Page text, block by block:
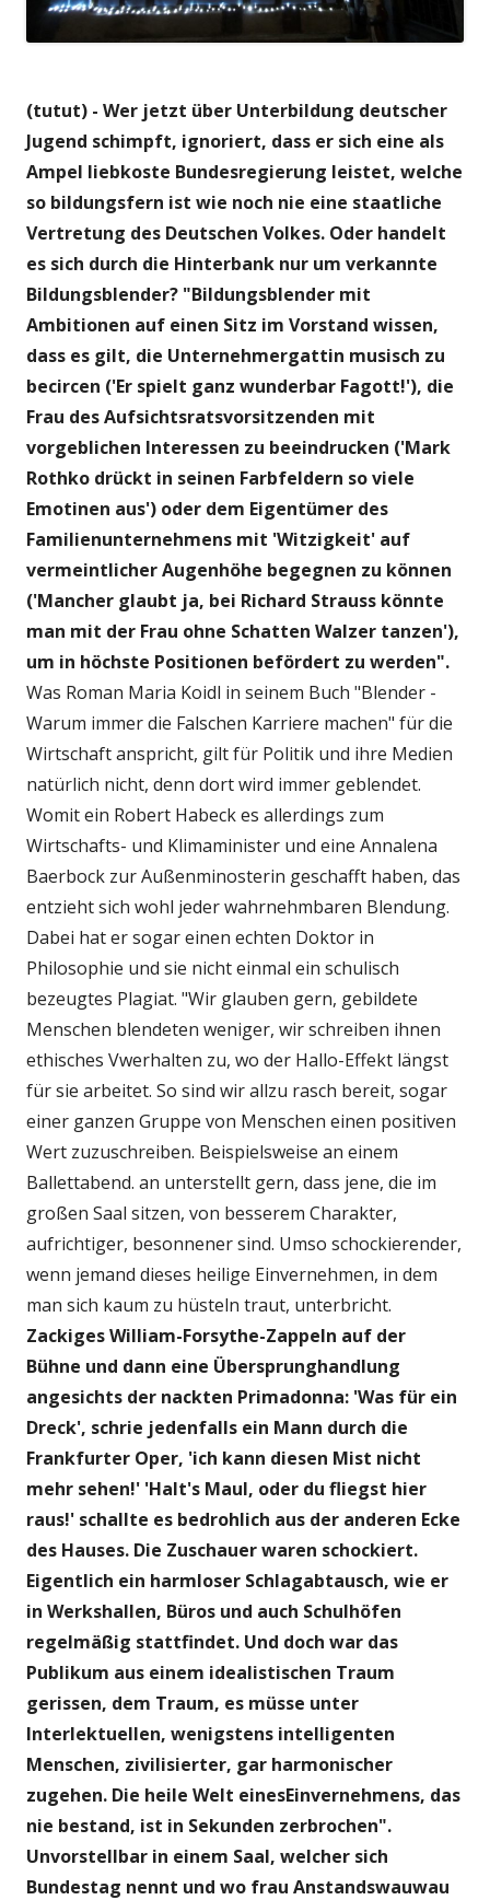
(tutut) - Wer jetzt über Unterbildung deutscher
Jugend schimpft, ignoriert, dass er sich eine als
Ampel liebkoste Bundesregierung leistet, welche
so bildungsfern ist wie noch nie eine staatliche
Vertretung des Deutschen Volkes. Oder handelt
es sich durch die Hinterbank nur um verkannte
Bildungsblender? "Bildungsblender mit
Ambitionen auf einen Sitz im Vorstand wissen,
dass es gilt, die Unternehmergattin musisch zu
becircen ('Er spielt ganz wunderbar Fagott!'), die
Frau des Aufsichtsratsvorsitzenden mit
vorgeblichen Interessen zu beeindrucken ('Mark
Rothko drückt in seinen Farbfeldern so viele
Emotinen aus') oder dem Eigentümer des
Familienunternehmens mit 'Witzigkeit' auf
vermeintlicher Augenhöhe begegnen zu können
('Mancher glaubt ja, bei Richard Strauss könnte
man mit der Frau ohne Schatten Walzer tanzen'),
um in höchste Positionen befördert zu werden".
Was Roman Maria Koidl in seinem Buch "Blender -
Warum immer die Falschen Karriere machen" für die
Wirtschaft anspricht, gilt für Politik und ihre Medien
natürlich nicht, denn dort wird immer geblendet.
Womit ein Robert Habeck es allerdings zum
Wirtschafts- und Klimaminister und eine Annalena
Baerbock zur Außenminosterin geschafft haben, das
entzieht sich wohl jeder wahrnehmbaren Blendung.
Dabei hat er sogar einen echten Doktor in
Philosophie und sie nicht einmal ein schulisch
bezeugtes Plagiat. "Wir glauben gern, gebildete
Menschen blendeten weniger, wir schreiben ihnen
ethisches Vwerhalten zu, wo der Hallo-Effekt längst
für sie arbeitet. So sind wir allzu rasch bereit, sogar
einer ganzen Gruppe von Menschen einen positiven
Wert zuzuschreiben. Beispielsweise an einem
Ballettabend. an unterstellt gern, dass jene, die im
großen Saal sitzen, von besserem Charakter,
aufrichtiger, besonnener sind. Umso schockierender,
wenn jemand dieses heilige Einvernehmen, in dem
man sich kaum zu hüsteln traut, unterbricht.
Zackiges William-Forsythe-Zappeln auf der
Bühne und dann eine Übersprunghandlung
angesichts der nackten Primadonna: 'Was für ein
Dreck', schrie jedenfalls ein Mann durch die
Frankfurter Oper, 'ich kann diesen Mist nicht
mehr sehen!' 'Halt's Maul, oder du fliegst hier
raus!' schallte es bedrohlich aus der anderen Ecke
des Hauses. Die Zuschauer waren schockiert.
Eigentlich ein harmloser Schlagabtausch, wie er
in Werkshallen, Büros und auch Schulhöfen
regelmäßig stattfindet. Und doch war das
Publikum aus einem idealistischen Traum
gerissen, dem Traum, es müsse unter
Interlektuellen, wenigstens intelligenten
Menschen, zivilisierter, gar harmonischer
zugehen. Die heile Welt einesEinvernehmens, das
nie bestand, ist in Sekunden zerbrochen".
Unvorstellbar in einem Saal, welcher sich
Bundestag nennt und wo frau Anstandswauwau